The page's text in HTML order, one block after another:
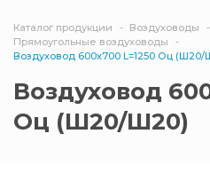
Каталог продукции Воздуховоды
Прямоугольные воздуховоды
Воздуховод 600х700 L=1250 Оц (Ш20/
Воздуховод
Оц (Ш20/Ш20)